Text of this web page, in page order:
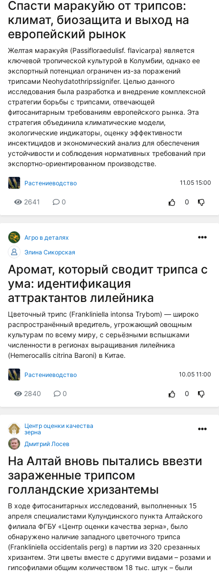
Спасти маракуйю от трипсов:
климат, биозащита и выход на
европейский рынок
Желтая маракуйя (Passifloraedulisf. flavicarpa) является
ключевой тропической культурой в Колумбии, однако ее
экспортный потенциал ограничен из-за поражений
трипсами Neohydatothripssignifer. Целью данного
исследования была разработка и внедрение комплексной
стратегии борьбы с трипсами, отвечающей
фитосанитарным требованиям европейского рынка. Эта
стратегия объединила климатические модели,
экологические индикаторы, оценку эффективности
инсектицидов и экономический анализ для обеспечения
устойчивости и соблюдения нормативных требований при
экспортно-ориентированном производстве.
Растениеводство 11.05 15:00
2641 0 0
Агро в деталях
Элина Сикорская
Аромат, который сводит трипса с
ума: идентификация
аттрактантов лилейника
Цветочный трипс (Frankliniella intonsa Trybom) — широко
распространённый вредитель, угрожающий овощным
культурам по всему миру, с серьёзными вспышками
численности в регионах выращивания лилейника
(Hemerocallis citrina Baroni) в Китае.
Растениеводство 10.05 11:00
2840 0 0
Центр оценки качества
зерна
Дмитрий Лосев
На Алтай вновь пытались ввезти
зараженные трипсом
голландские хризантемы
В ходе фитосанитарных исследований, выполненных 15
апреля специалистами Кулундинского пункта Алтайского
филиала ФГБУ «Центр оценки качества зерна», было
обнаружено наличие западного цветочного трипса
(Frankliniella occidentalis perg) в партии из 320 срезанных
хризантем. Эти цветы вместе с другими видами – розами и
гипсофилами общим количеством 18 тыс. штук – были